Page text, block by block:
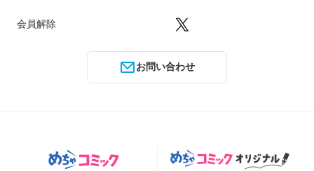
会員解除
お問い合わせ